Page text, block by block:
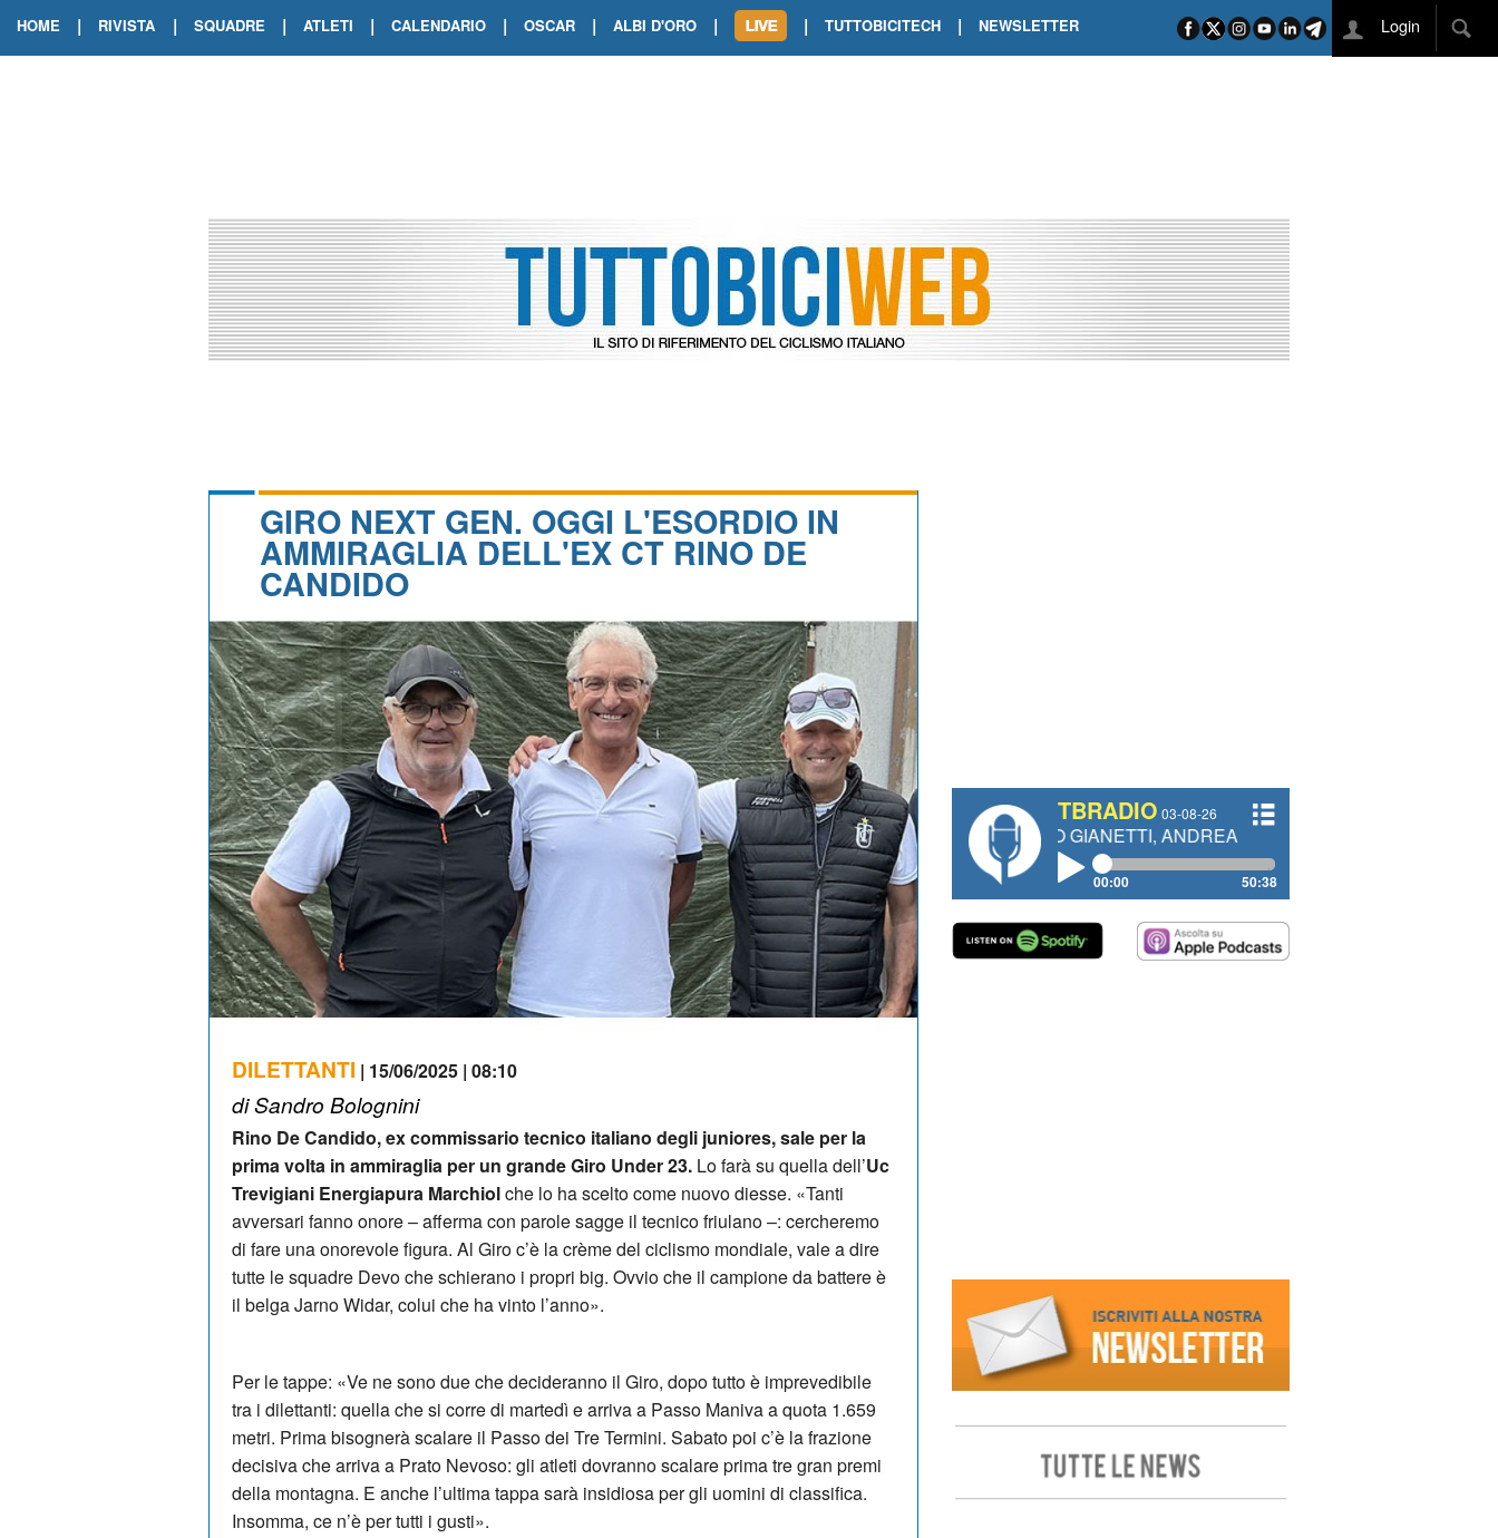
HOME | RIVISTA | SQUADRE | ATLETI | CALENDARIO | OSCAR | ALBI D'ORO |
TOUR DE FRANCE. ORCIERES-MERLETTE INCORONA CARAPAZ
TOUR DE FRANCE. A VOIRON TRIONFO DI PHILIPSEN SU SCHMID E KOOIJ
| TUTTOBICITECH | NEWSLETTER Login
GIRO NEXT GEN. OGGI L'ESORDIO IN
AMMIRAGLIA DELL'EX CT RINO DE
CANDIDO
DILETTANTI | 15/06/2025 | 08:10
di Sandro Bolognini
Rino De Candido, ex commissario tecnico italiano degli juniores, sale per la
prima volta in ammiraglia per un grande Giro Under 23. Lo farà su quella dell’Uc
Trevigiani Energiapura Marchiolche lo ha scelto come nuovo diesse. «Tanti
avversari fanno onore – afferma con parole sagge il tecnico friulano –: cercheremo
di fare una onorevole figura. Al Giro c’è la crème del ciclismo mondiale, vale a dire
tutte le squadre Devo che schierano i propri big. Ovvio che il campione da battere è
il belga Jarno Widar, colui che ha vinto l’anno».
Per le tappe: «Ve ne sono due che decideranno il Giro, dopo tutto è imprevedibile
tra i dilettanti: quella che si corre di martedì e arriva a Passo Maniva a quota 1.659
metri. Prima bisognerà scalare il Passo dei Tre Termini. Sabato poi c’è la frazione
decisiva che arriva a Prato Nevoso: gli atleti dovranno scalare prima tre gran premi
della montagna. E anche l’ultima tappa sarà insidiosa per gli uomini di classifica.
Insomma, ce n’è per tutti i gusti».
TBRADIO 03-08-26
#334 CHARLY WEGELIUS, MAURO GIANETTI, ANDREA VENDRAME, FILIPPO FIORELLI
00:00 50:38